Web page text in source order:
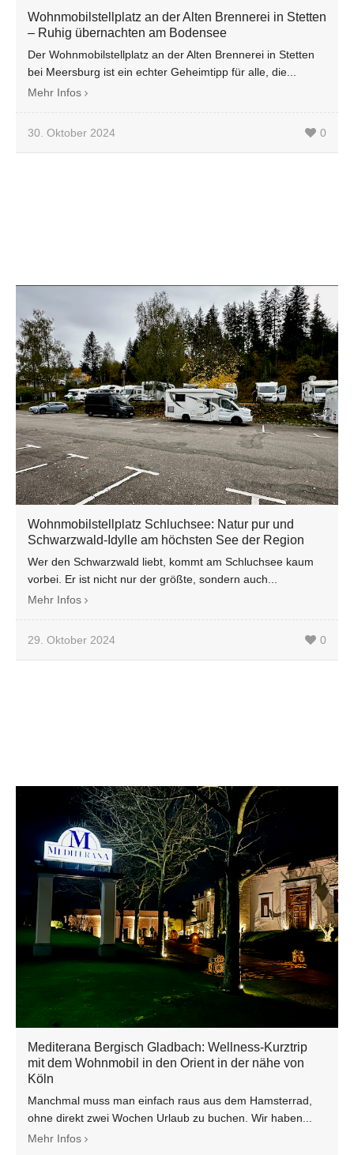
Wohnmobilstellplatz an der Alten Brennerei in Stetten
– Ruhig übernachten am Bodensee
Der Wohnmobilstellplatz an der Alten Brennerei in Stetten
bei Meersburg ist ein echter Geheimtipp für alle, die...
Mehr Infos
30. Oktober 2024 0
Wohnmobilstellplatz Schluchsee: Natur pur und
Schwarzwald-Idylle am höchsten See der Region
Wer den Schwarzwald liebt, kommt am Schluchsee kaum
vorbei. Er ist nicht nur der größte, sondern auch...
Mehr Infos
29. Oktober 2024 0
Mediterana Bergisch Gladbach: Wellness-Kurztrip
mit dem Wohnmobil in den Orient in der nähe von
Köln
Manchmal muss man einfach raus aus dem Hamsterrad,
ohne direkt zwei Wochen Urlaub zu buchen. Wir haben...
Mehr Infos